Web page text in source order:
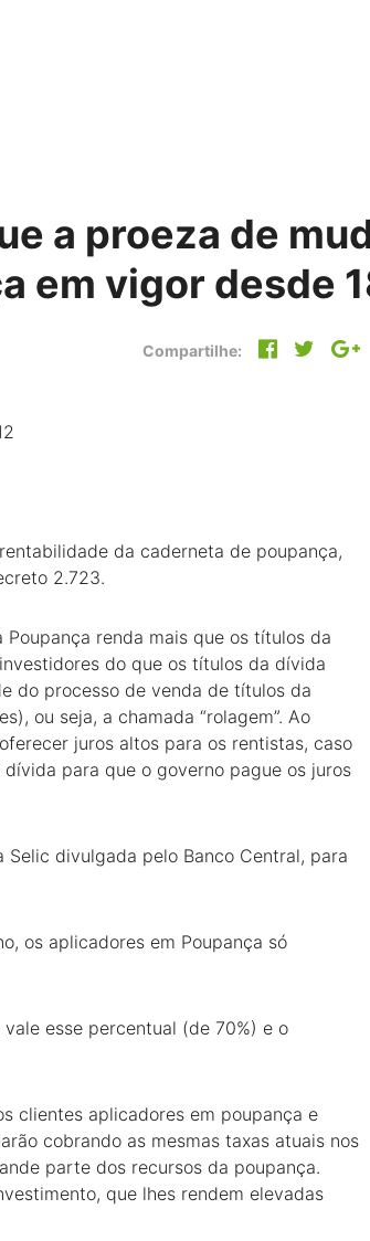
a proeza de
em vigor desde
Compartilhe:
da caderneta de poupança,
2.723.
renda mais que os títulos da
do que os títulos da dívida
do processo de venda de títulos da
ou seja, a chamada “rolagem”. Ao
juros altos para os rentistas, caso
para que o governo pague os juros
divulgada pelo Banco Central, para
os aplicadores em Poupança só
esse percentual (de 70%) e o
clientes aplicadores em poupança e
cobrando as mesmas taxas atuais nos
parte dos recursos da poupança.
que lhes rendem elevadas